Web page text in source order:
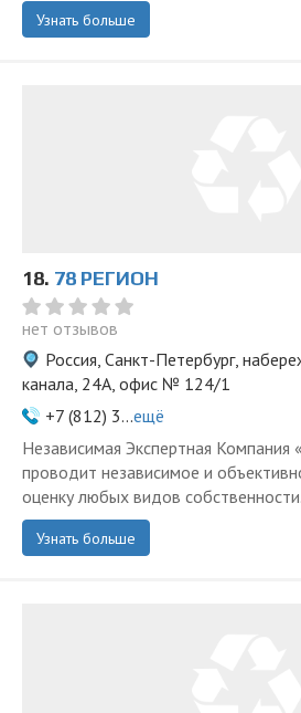
Узнать больше
18. 78 РЕГИОН
нет отзывов
Россия, Санкт-Петербург,
канала, 24А, офис № 124/1
+7 (812) 3...ещё
Независимая Экспертная
проводит независимое и
оценку любых видов
Узнать больше